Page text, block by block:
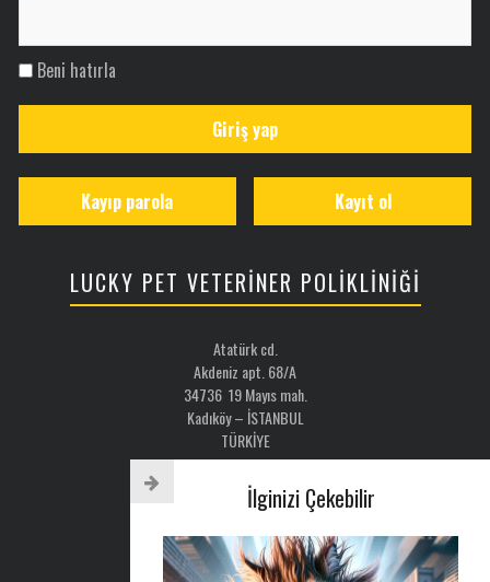
İlginizi Çekebilir
Beni hatırla
Giriş yap
Kayıt ol
Kayıp parola
LUCKY PET VETERİNER POLİKLİNİĞİ
Atatürk cd.
Akdeniz apt. 68/A
34736 19 Mayıs mah.
Kadıköy – İSTANBUL
TÜRKİYE
Email: luckypet@luckypet.com.tr
www.luckypet.com.tr
Tel : 0216 386 77 52